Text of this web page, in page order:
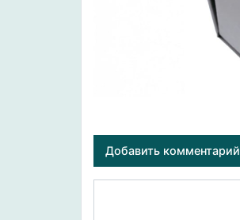
Добавить комментарий